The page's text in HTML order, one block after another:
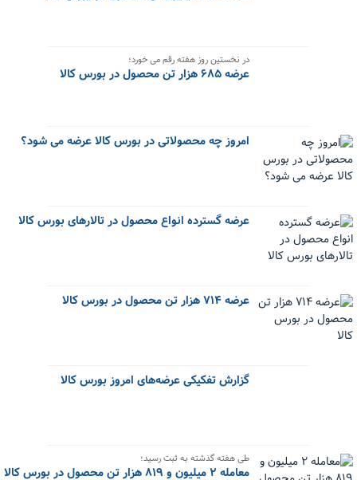
در نخستین روز هفته رقم می خورد؛
عرضه ۶۸۵ هزار تن محصول در بورس کالا
امروز چه محصولاتی در بورس کالا عرضه می شود؟
عرضه گسترده انواع محصول در تالارهای بورس کالا
عرضه ۷۱۴ هزار تن محصول در بورس کالا
گزارش تفکیکی عرضه‌های امروز بورس کالا
طی هفته گذشته به ثبت رسید؛
معامله ۲ میلیون و ۸۱۹ هزار تن محصول در بورس کالا